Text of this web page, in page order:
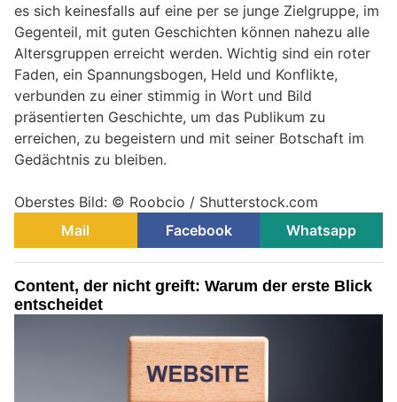
es sich keinesfalls auf eine per se junge Zielgruppe, im
Gegenteil, mit guten Geschichten können nahezu alle
Altersgruppen erreicht werden. Wichtig sind ein roter
Faden, ein Spannungsbogen, Held und Konflikte,
verbunden zu einer stimmig in Wort und Bild
präsentierten Geschichte, um das Publikum zu
erreichen, zu begeistern und mit seiner Botschaft im
Gedächtnis zu bleiben.
Oberstes Bild: © Roobcio / Shutterstock.com
Mail
Facebook Whatsapp
Content, der nicht greift: Warum der erste Blick
entscheidet